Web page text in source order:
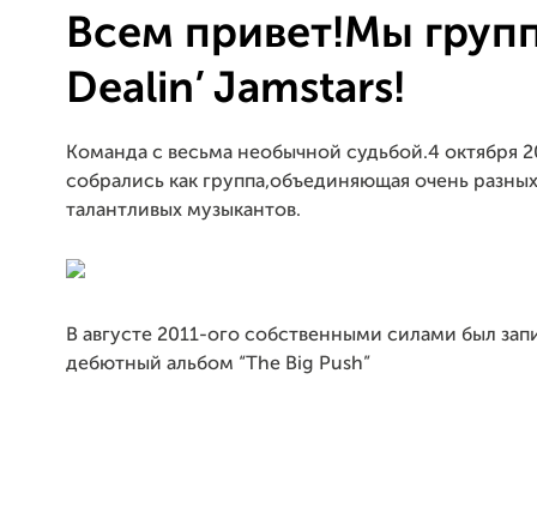
Всем привет!Мы
Dealin’ Jamstars!
Команда с весьма необычной судьбой.4 октября
собрались как группа,объединяющая очень
талантливых музыкантов.
В августе 2011-ого собственными силами был
дебютный альбом “The Big Push”